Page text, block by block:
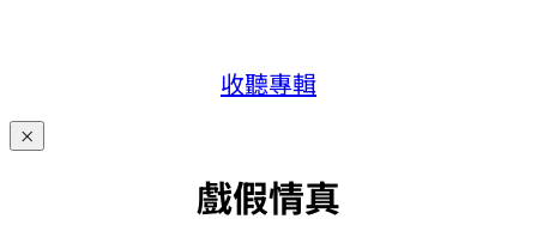
收聽專輯
×
戲假情真